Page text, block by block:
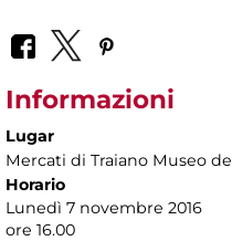
Informazioni
Lugar
Mercati di Traiano Museo
Horario
Lunedì 7 novembre 2016
ore 16.00